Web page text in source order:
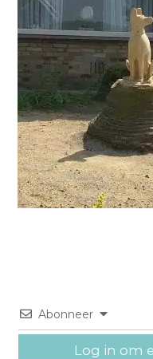
Abonneer
Log in om